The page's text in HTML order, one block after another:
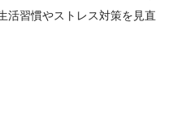
活習慣やストレス対策を見直